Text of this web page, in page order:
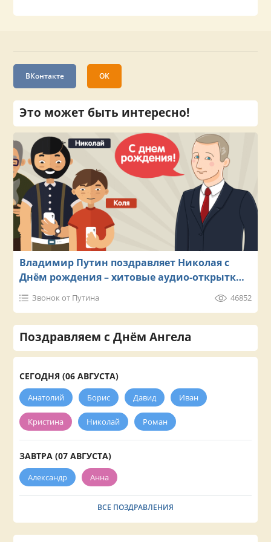
ВКонтакте ОК
Это может быть интересно!
Владимир Путин поздравляет Николая с
Днём рождения – хитовые аудио-открытки
на телефон
Звонок от Путина 46852
Поздравляем с Днём Ангела
СЕГОДНЯ (06 АВГУСТА)
Анатолий Борис Давид Иван
Кристина Николай Роман
ЗАВТРА (07 АВГУСТА)
Александр Анна
ВСЕ ПОЗДРАВЛЕНИЯ